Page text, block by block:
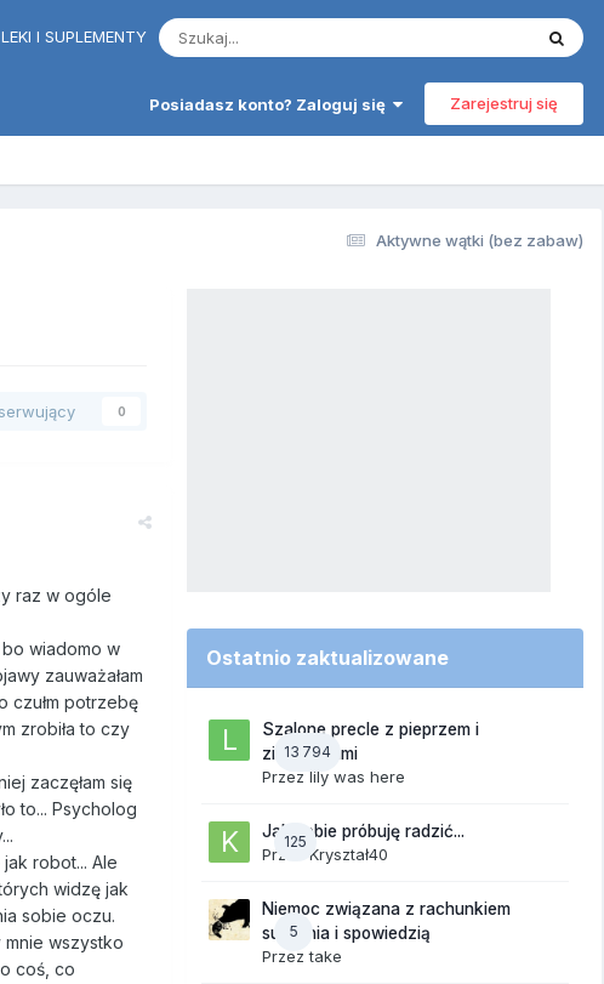
LEKI I SUPLEMENTY
Posiadasz konto? Zaloguj się Zarejestruj się
Aktywne wątki (bez zabaw)
0
raz w ogóle
wiadomo w
zauważałam
czułm potrzebę
zrobiła to czy
zaczęłam się
to... Psycholog
robot... Ale
widzę jak
sobie oczu.
wszystko
coś, co
Ostatnio zaktualizowane
13 794
Szalone precle z pieprzem i
ziemniakami
Przez lily was here
125
Jak sobie próbuję radzić...
Przez Kryształ40
5
Niemoc związana z rachunkiem
sumienia i spowiedzią
Przeztake